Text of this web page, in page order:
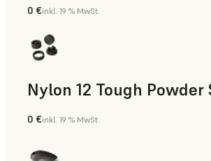
SLS-Pulver
0 €inkl. 19 % MwSt.
SLS-Pulver
0 €inkl. 19 % MwSt.